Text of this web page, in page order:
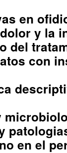
en
y la
del
con
en el